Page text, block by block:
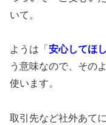
いて。
ようは「 安心してほ
う意味なので、その
使います。
取引先など社外あて